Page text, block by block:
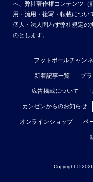
へ、弊社著作権コンテンツ（
用・流用・複写・転載につい
個人・法人問わず弊社規定の
のとします。
フットボールチャン
新着記事一覧 プ
広告掲載について
カンゼンからのお知らせ
オンラインショップ ベ
Copyright ©